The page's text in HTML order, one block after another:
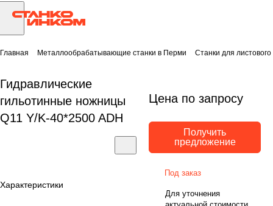
Главная Металлообрабатывающие станки в Перми Станки для
Гидравлические
гильотинные ножницы
Q11 Y/K-40*2500 ADH
Характеристики
Цена по запросу
Получить
предложение
Под заказ
Для уточнения